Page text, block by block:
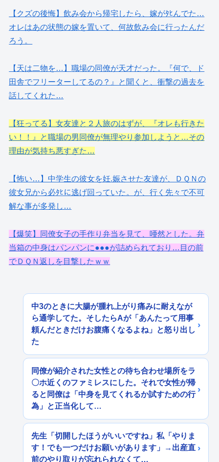
【クズの後悔】飲み会から帰宅したら、嫁がﾀﾋんでた…
オレはあの状態の嫁を置いて、何故飲み会に行ったんだ
ろう。
【天は二物を…】職場の同僚が天才だった。『何で、ド
田舎でフリーターしてるの？』と聞くと、衝撃の過去を
話してくれた…
【狂ってる】女友達と２人旅のはずが、『オレも行きた
い！！』と職場の男同僚が無理やり参加しようと…その
理由が気持ち悪すぎた…
【怖い…】中学生の彼女を妊.娠させた友達が、ＤＱＮの
彼女兄から必ﾀﾋに逃げ回っていた。が、行く先々で不可
解な事が多発し…
【爆笑】同僚女子の手作り弁当を見て、唖然とした。弁
当箱の中身はパンパンに●●●が詰められており…目の前
でＤＱＮ返しを目撃したｗｗ
中3のときに大腸が腫れ上がり痛みに耐えなが
ら通学してた。そしたらAが「あんたって用事
頼んだときだけお腹痛くなるよね」と怒り出し
た
同僚が紹介された女性との待ち合わせ場所をラ
〇ホ近くのファミレスにした。それで女性が帰
ると同僚は「中身を見てくれるか試すための行
為」と正当化して…
先生「切開したほうがいいですね」私「やりま
す！でも一つだけお願いがあります」→出産直
前のやり取りが忘れられなくて…